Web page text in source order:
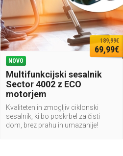
189,99€
69,99€
NOVO
Multifunkcijski sesalnik
Sector 4002 z ECO
motorjem
Kvaliteten in zmogljiv ciklonski
sesalnik, ki bo poskrbel za čisti
dom, brez prahu in umazanije!